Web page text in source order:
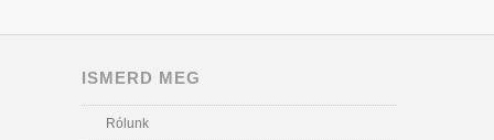
ISMERD MEG
Rólunk